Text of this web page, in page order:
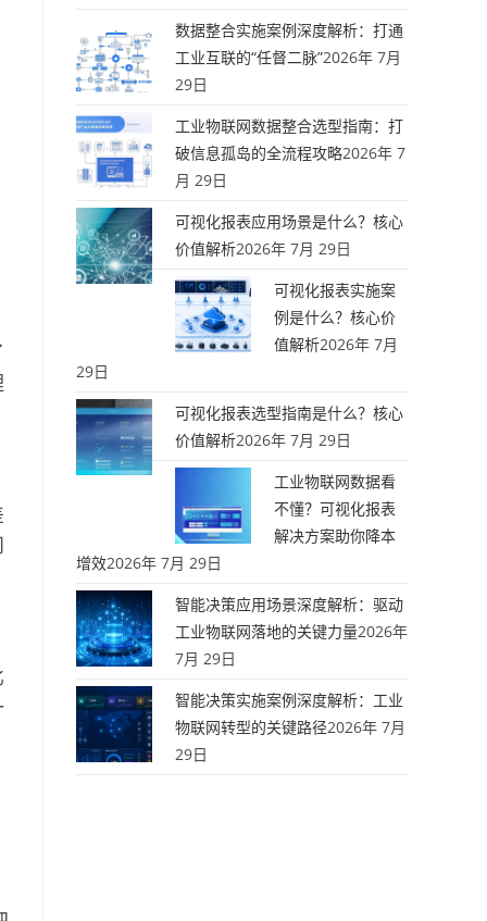
数据整合实施案例深度解析：打通
工业互联的“任督二脉”2026年 7月
29日
工业物联网数据整合选型指南：打
破信息孤岛的全流程攻略2026年 7
月 29日
可视化报表应用场景是什么？核心
价值解析2026年 7月 29日
可视化报表实施案
例是什么？核心价
值解析2026年 7月
29日
可视化报表选型指南是什么？核心
价值解析2026年 7月 29日
工业物联网数据看
不懂？可视化报表
解决方案助你降本
增效2026年 7月 29日
智能决策应用场景深度解析：驱动
工业物联网落地的关键力量2026年
7月 29日
智能决策实施案例深度解析：工业
物联网转型的关键路径2026年 7月
29日